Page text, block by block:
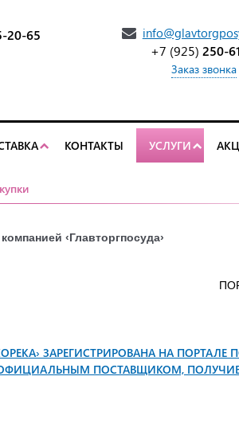
20-65
+7 (925)250-
Заказ звонка
КОНТАКТЫ УСЛУГИ
‹Главторгпосуда›
ЗАРЕГИСТРИРОВАНА НА
ОФИЦИАЛЬНЫМ ПОСТАВЩИКОМ,